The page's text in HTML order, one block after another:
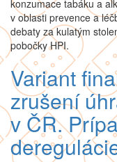
konzumace tabáku a
v oblasti prevence a
debaty za kulatým
pobočky HPI.
Variant
zrušení
v ČR.